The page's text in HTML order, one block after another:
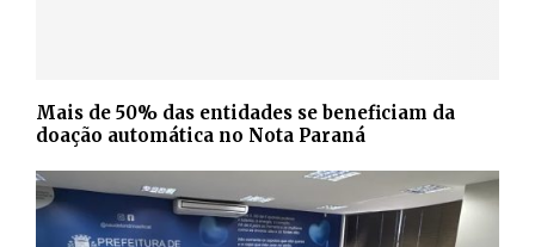
Mais de 50% das entidades se beneficiam da
doação automática no Nota Paraná